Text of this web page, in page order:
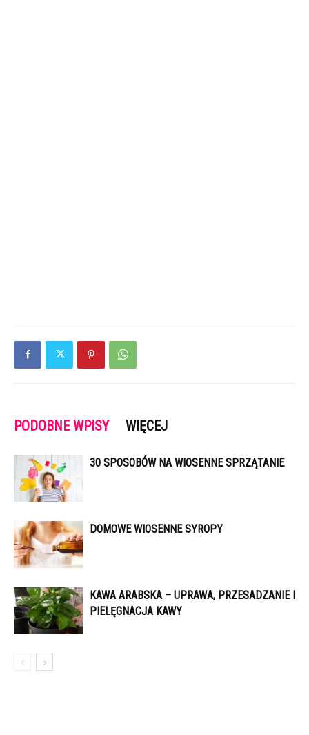
PODOBNE WPISY WIĘCEJ
30 SPOSOBÓW NA WIOSENNE SPRZĄTANIE
DOMOWE WIOSENNE SYROPY
KAWA ARABSKA – UPRAWA, PRZESADZANIE I
PIELĘGNACJA KAWY